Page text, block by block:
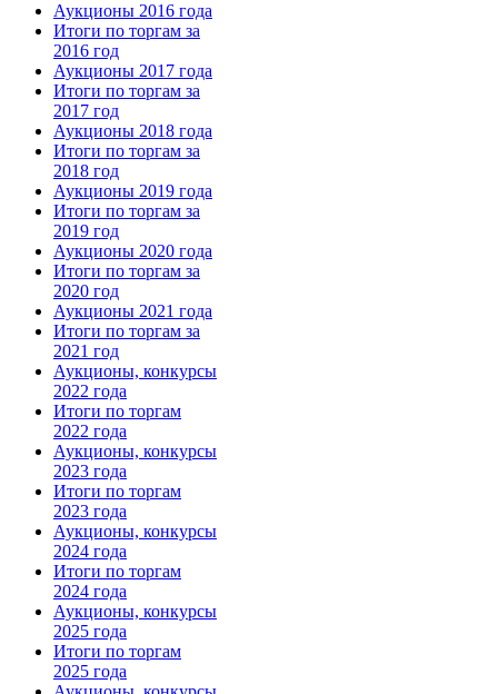
Аукционы 2016 года
Итоги по торгам за
2016 год
Аукционы 2017 года
Итоги по торгам за
2017 год
Аукционы 2018 года
Итоги по торгам за
2018 год
Аукционы 2019 года
Итоги по торгам за
2019 год
Аукционы 2020 года
Итоги по торгам за
2020 год
Аукционы 2021 года
Итоги по торгам за
2021 год
Аукционы, конкурсы
2022 года
Итоги по торгам
2022 года
Аукционы, конкурсы
2023 года
Итоги по торгам
2023 года
Аукционы, конкурсы
2024 года
Итоги по торгам
2024 года
Аукционы, конкурсы
2025 года
Итоги по торгам
2025 года